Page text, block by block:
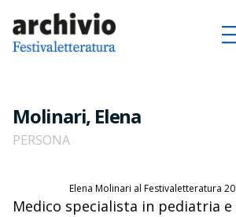
Molinari, Elena
PERSONA
Elena Molinari al Festivaletteratura
Medico specialista in pediatria e